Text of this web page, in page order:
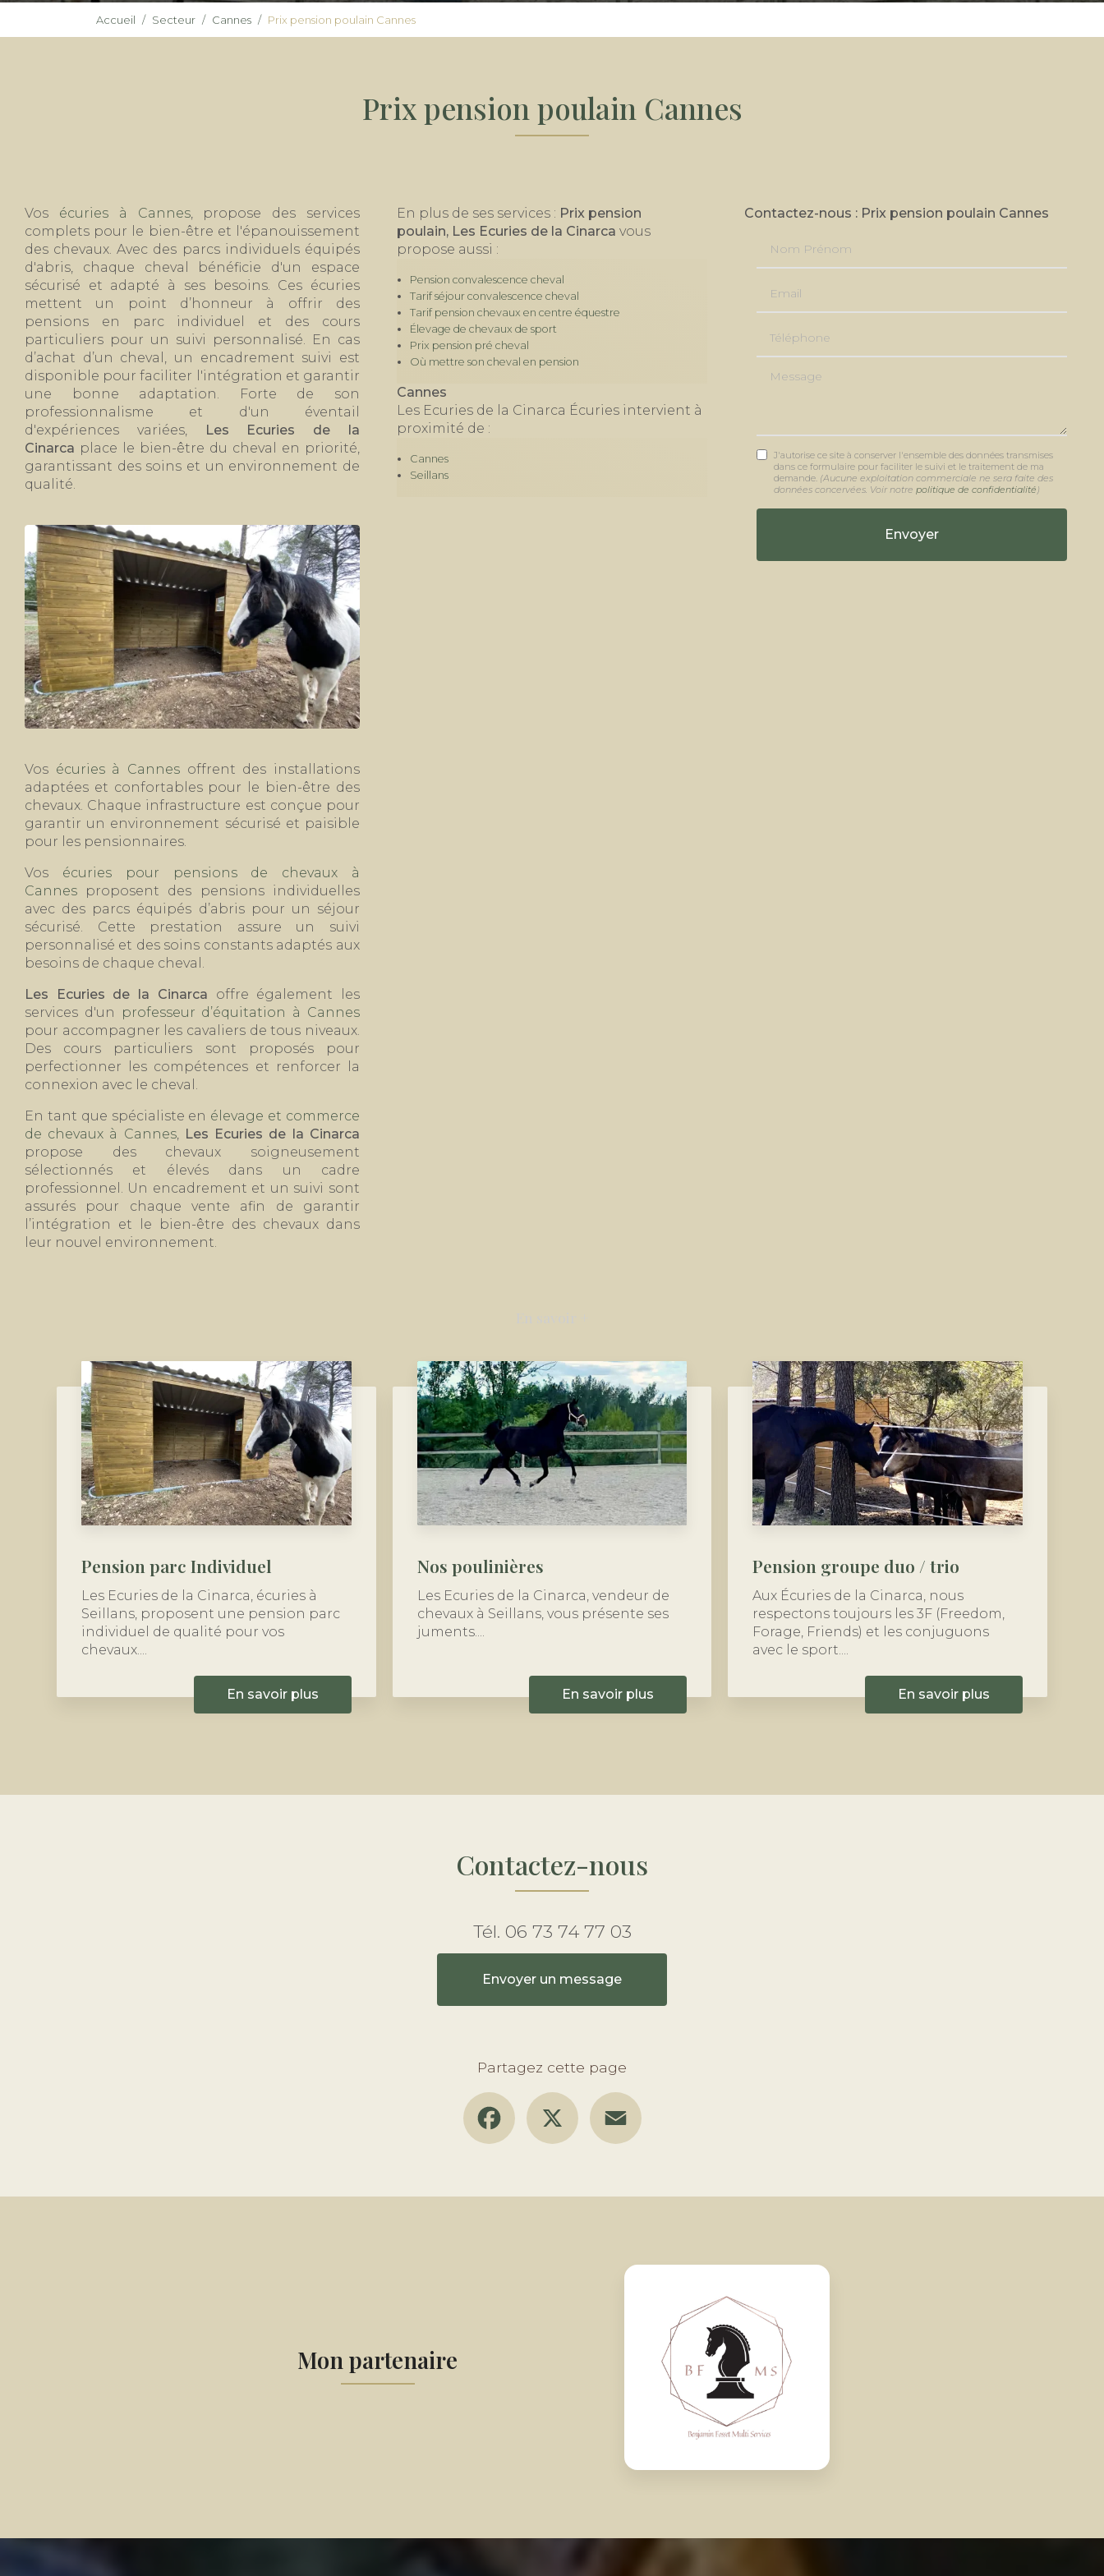
Accueil Secteur Cannes Prix pension poulain Cannes
Prix pension poulain Cannes
Vos écuries à Cannes, propose des services
complets pour le bien-être et l'épanouissement
des chevaux. Avec des parcs individuels équipés
d'abris, chaque cheval bénéficie d'un espace
sécurisé et adapté à ses besoins. Ces écuries
mettent un point d’honneur à offrir des
pensions en parc individuel et des cours
particuliers pour un suivi personnalisé. En cas
d’achat d’un cheval, un encadrement suivi est
disponible pour faciliter l'intégration et garantir
une bonne adaptation. Forte de son
professionnalisme et d'un éventail
d'expériences variées,
Les Ecuries de la
Cinarca place le bien-être du cheval en priorité,
garantissant des soins et un environnement de
qualité.
Vos écuries à Cannes offrent des installations
adaptées et confortables pour le bien-être des
chevaux. Chaque infrastructure est conçue pour
garantir un environnement sécurisé et paisible
pour les pensionnaires.
Vos écuries pour pensions de chevaux à
Cannes proposent des pensions individuelles
avec des parcs équipés d’abris pour un séjour
sécurisé. Cette prestation assure un suivi
personnalisé et des soins constants adaptés aux
besoins de chaque cheval.
Les Ecuries de la Cinarca offre également les
services d'un
professeur d’équitation à Cannes
pour accompagner les cavaliers de tous niveaux.
Des cours particuliers sont proposés pour
perfectionner les compétences et renforcer la
connexion avec le cheval.
En tant que spécialiste en élevage et commerce
de chevaux à Cannes,
Les Ecuries de la Cinarca
propose des chevaux soigneusement
sélectionnés et élevés dans un cadre
professionnel. Un encadrement et un suivi sont
assurés pour chaque vente afin de garantir
l’intégration et le bien-être des chevaux dans
leur nouvel environnement.
En plus de ses services : Prix pension
poulain, Les Ecuries de la Cinarca vous
propose aussi :
Pension convalescence cheval
Tarif séjour convalescence cheval
Tarif pension chevaux en centre équestre
Élevage de chevaux de sport
Prix pension pré cheval
Où mettre son cheval en pension
Cannes
Les Ecuries de la Cinarca Écuries intervient à
proximité de :
Cannes
Seillans
Contactez-nous : Prix pension poulain Cannes
Message
J'autorise ce site à conserver l'ensemble des données transmises
dans ce formulaire pour faciliter le suivi et le traitement de ma
demande. (Aucune exploitation commerciale ne sera faite des
données concervées. Voir notre politique de confidentialité )
Pension parc Individuel
Les Ecuries de la Cinarca, écuries à
Seillans, proposent une pension parc
individuel de qualité pour vos
chevaux....
En savoir plus
Nos poulinières
Les Ecuries de la Cinarca, vendeur de
chevaux à Seillans, vous présente ses
juments....
En savoir plus
Pension groupe duo / trio
Aux Écuries de la Cinarca, nous
respectons toujours les 3F (Freedom,
Forage, Friends) et les conjuguons
avec le sport....
En savoir plus
Contactez-nous
Tél. 06 73 74 77 03
Envoyer un message
Partagez cette page
Facebook
Mon partenaire